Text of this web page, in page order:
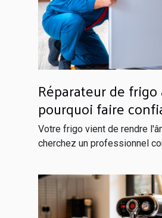
Réparateur de frigo
pourquoi faire
Globals Services ?
Votre frigo vient de rendre
cherchez un professionnel